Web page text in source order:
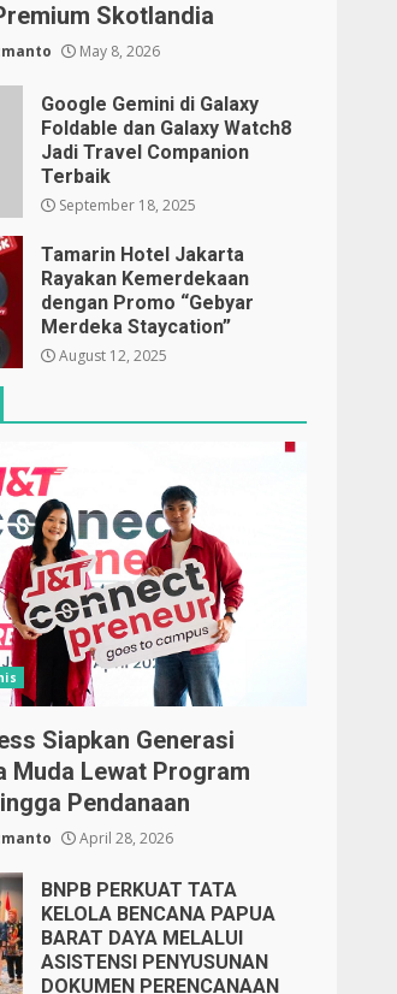
Skotlandia
May 8, 2026
Google Gemini di Galaxy
Foldable dan Galaxy Watch8
Jadi Travel Companion
Terbaik
September 18, 2025
Tamarin Hotel Jakarta
Rayakan Kemerdekaan
dengan Promo “Gebyar
Merdeka Staycation”
August 12, 2025
Siapkan Generasi
Muda Lewat Program
Pendanaan
April 28, 2026
BNPB PERKUAT TATA
KELOLA BENCANA PAPUA
BARAT DAYA MELALUI
ASISTENSI PENYUSUNAN
DOKUMEN PERENCANAAN